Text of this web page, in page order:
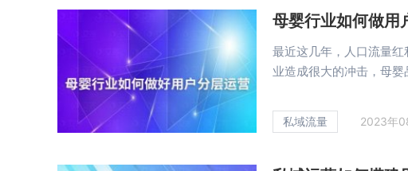
母婴行业如何做用
最近这几年，人口流量
业造成很大的冲击，母婴
私域流量 2023年